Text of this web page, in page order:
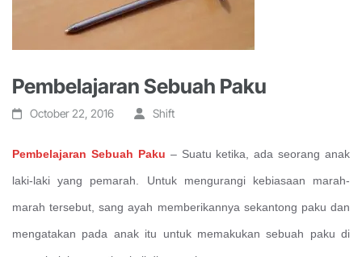
Pembelajaran Sebuah Paku
October 22, 2016 Shift
Pembelajaran Sebuah Paku – Suatu ketika, ada seorang anak
laki-laki yang pemarah. Untuk mengurangi kebiasaan marah-
marah tersebut, sang ayah memberikannya sekantong paku dan
mengatakan pada anak itu untuk memakukan sebuah paku di